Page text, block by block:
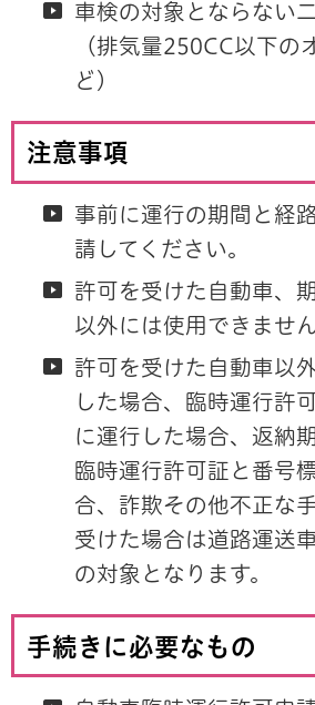
車検の対象とならない
（排気量250CC以下の
ど）
注意事項
事前に運行の期間と経
請してください。
許可を受けた自動車、
以外には使用できません
許可を受けた自動車以
した場合、臨時運行許
に運行した場合、返納
臨時運行許可証と番号
合、詐欺その他不正な
受けた場合は道路運送
の対象となります。
手続きに必要なもの